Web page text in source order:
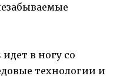
в ногу со
технологии и